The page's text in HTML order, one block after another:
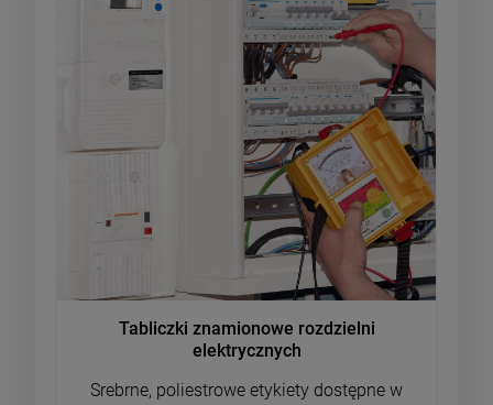
Tabliczki znamionowe rozdzielni
elektrycznych
Srebrne, poliestrowe etykiety dostępne w